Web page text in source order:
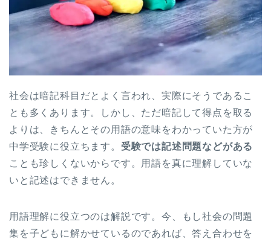
社会は暗記科目だとよく言われ、実際にそうであるこ
とも多くあります。しかし、ただ暗記して得点を取る
よりは、きちんとその用語の意味をわかっていた方が
中学受験に役立ちます。 受験では記述問題などがある
ことも珍しくないからです。用語を真に理解していな
いと記述はできません。
用語理解に役立つのは解説です。今、もし社会の問題
集を子どもに解かせているのであれば、答え合わせを